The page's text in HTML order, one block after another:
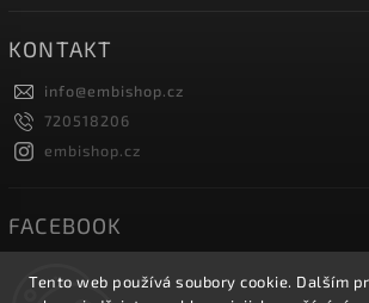
Tento web používá soubory cookie. Dalším
KONTAKT
info@embishop.cz
720518206
embishop.cz
FACEBOOK